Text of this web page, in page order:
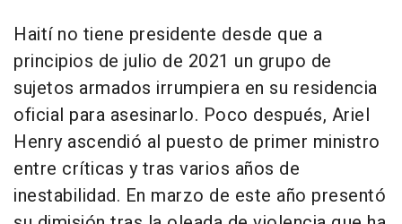
Haití no tiene presidente desde que a
principios de julio de 2021 un grupo de
sujetos armados irrumpiera en su residencia
oficial para asesinarlo. Poco después, Ariel
Henry ascendió al puesto de primer ministro
entre críticas y tras varios años de
inestabilidad. En marzo de este año presentó